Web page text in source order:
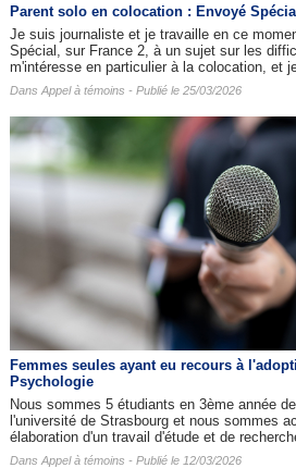
Parent solo en colocation : Envoyé
Je suis journaliste et je travaille en ce
Spécial, sur France 2, à un sujet sur les
m'intéresse en particulier à la colocation, et
Dans Appel à témoins - Publié le 25/03/2026
Femmes seules ayant eu recours à
Psychologie
Nous sommes 5 étudiants en 3ème année
l'université de Strasbourg et nous sommes
élaboration d'un travail d'étude et de
Dans Appel à témoins - Publié le 12/03/2026